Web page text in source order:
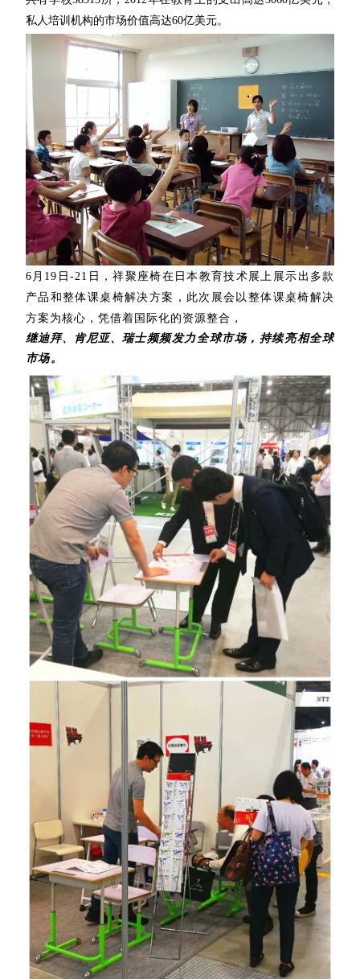
私人培训机构的市场价值高达60亿美元。
6月19日-21日，祥聚座椅在日本教育技术展上展示出多款
产品和整体课桌椅解决方案，此次展会以整体课桌椅解决
方案为核心，凭借着国际化的资源整合，
继迪拜、肯尼亚、瑞士频频发力全球市场，持续亮相全球
市场。